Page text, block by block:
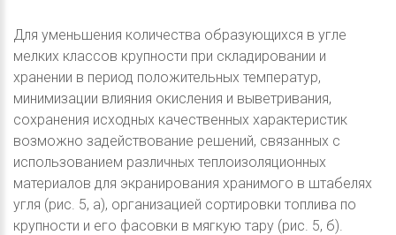
Для уменьшения количества образующихся в угле
мелких классов крупности при складировании и
хранении в период положительных температур,
минимизации влияния окисления и выветривания,
сохранения исходных качественных характеристик
возможно задействование решений, связанных с
использованием различных теплоизоляционных
материалов для экранирования хранимого в штабелях
угля (рис. 5, а), организацией сортировки топлива по
крупности и его фасовки в мягкую тару (рис. 5, б).